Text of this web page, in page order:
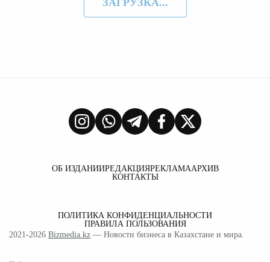
ОБ ИЗДАНИИРЕДАКЦИЯРЕКЛАМААРХИВ
КОНТАКТЫ
ПОЛИТИКА КОНФИДЕНЦИАЛЬНОСТИ
ПРАВИЛА ПОЛЬЗОВАНИЯ
2021-2026 Bizmedia.kz — Новости бизнеса в Казахстане и мира.